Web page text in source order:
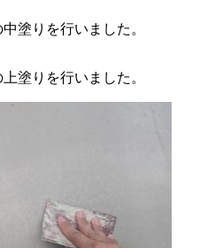
塗りを行いました。
塗りを行いました。